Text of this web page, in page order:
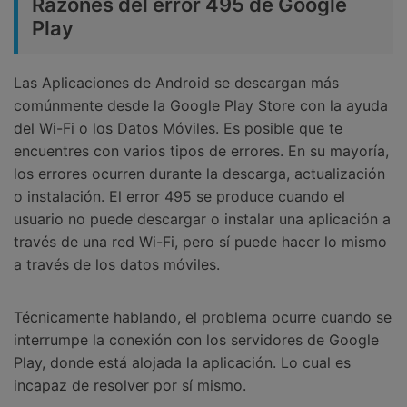
Play
Las Aplicaciones de Android se descargan más
comúnmente desde la Google Play Store con la ayuda
del Wi-Fi o los Datos Móviles. Es posible que te
encuentres con varios tipos de errores. En su mayoría,
los errores ocurren durante la descarga, actualización
o instalación. El error 495 se produce cuando el
usuario no puede descargar o instalar una aplicación a
través de una red Wi-Fi, pero sí puede hacer lo mismo
a través de los datos móviles.
Técnicamente hablando, el problema ocurre cuando se
interrumpe la conexión con los servidores de Google
Play, donde está alojada la aplicación. Lo cual es
incapaz de resolver por sí mismo.